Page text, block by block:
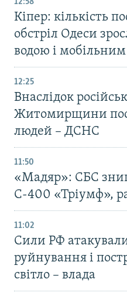
Кіпер: кількість
обстріл Одеси
водою і мобільним
12:25
Внаслідок
Житомирщини
людей – ДСНС
11:50
«Мадяр»: СБС
С-400 «Тріумф»,
11:02
Сили РФ
руйнування і
світло – влада